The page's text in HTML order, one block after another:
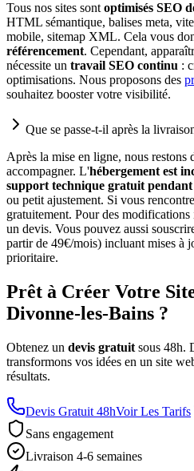
Tous nos sites sont optimisés SEO
HTML sémantique, balises meta,
mobile, sitemap XML. Cela vous
référencement. Cependant,
nécessite un travail SEO continu :
optimisations. Nous proposons des
souhaitez booster votre visibilité.
Que se passe-t-il après la
Après la mise en ligne, nous restons
accompagner. L'hébergement est
support technique gratuit
ou petit ajustement. Si vous
gratuitement. Pour des
un devis. Vous pouvez aussi
partir de 49€/mois) incluant mises à
prioritaire.
Prêt à Créer Votre
Divonne-les-Bains ?
Obtenez un devis gratuit sous 48h.
transformons vos idées en un site
résultats.
Devis Gratuit 48hVoir Les Tarifs
Sans engagement
Livraison 4-6 semaines